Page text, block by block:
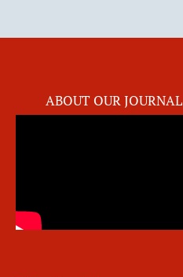
ABOUT OUR JOURNAL